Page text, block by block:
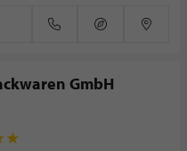
GmbH